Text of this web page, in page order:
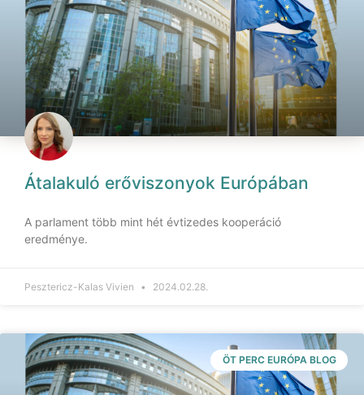
Átalakuló erőviszonyok Európában
A parlament több mint hét évtizedes kooperáció
eredménye.
Pesztericz-Kalas Vivien 2024.02.28.
ÖT PERC EURÓPA BLOG